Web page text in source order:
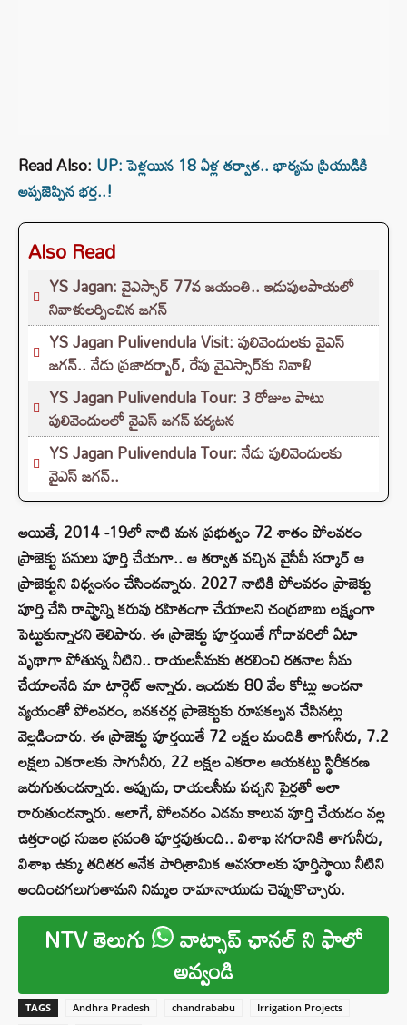
Read Also: UP: పెళ్లయిన 18 ఏళ్ల తర్వాత.. భార్యను ప్రియుడికి
అప్పజెప్పిన భర్త..!
Also Read
YS Jagan: వైఎస్సార్ 77వ జయంతి.. ఇడుపులపాయలో
నివాళులర్పించిన జగన్
YS Jagan Pulivendula Visit: పులివెందులకు వైఎస్‌
జగన్‌.. నేడు ప్రజాదర్బార్, రేపు వైఎస్సార్‌కు నివాళి
YS Jagan Pulivendula Tour: 3 రోజుల పాటు
పులివెందులలో వైఎస్ జగన్ పర్యటన
YS Jagan Pulivendula Tour: నేడు పులివెందులకు
వైఎస్ జగన్..
అయితే, 2014 -19లో నాటి మన ప్రభుత్వం 72 శాతం పోలవరం
ప్రాజెక్టు పనులు పూర్తి చేయగా.. ఆ తర్వాత వచ్చిన వైసీపీ సర్కార్ ఆ
ప్రాజెక్టుని విధ్వంసం చేసిందన్నారు. 2027 నాటికి పోలవరం ప్రాజెక్టు
పూర్తి చేసి రాష్ట్రాన్ని కరువు రహితంగా చేయాలని చంద్రబాబు లక్ష్యంగా
పెట్టుకున్నారని తెలిపారు. ఈ ప్రాజెక్టు పూర్తయితే గోదావరిలో ఏటా
వృథాగా పోతున్న నీటిని.. రాయలసీమకు తరలించి రతనాల సీమ
చేయాలనేది మా టార్గెట్ అన్నారు. ఇందుకు 80 వేల కోట్లు అంచనా
వ్యయంతో పోలవరం, బనకచర్ల ప్రాజెక్టుకు రూపకల్పన చేసినట్లు
వెల్లడించారు. ఈ ప్రాజెక్టు పూర్తయితే 72 లక్షల మందికి తాగునీరు, 7.2
లక్షలు ఎకరాలకు సాగునీరు, 22 లక్షల ఎకరాల ఆయకట్టు స్థిరీకరణ
జరుగుతుందన్నారు. అప్పుడు, రాయలసీమ పచ్చని పైర్లతో అలా
రారుతుందన్నారు. అలాగే, పోలవరం ఎడమ కాలువ పూర్తి చేయడం వల్ల
ఉత్తరాంధ్ర సుజల స్రవంతి పూర్తవుతుంది.. విశాఖ నగరానికి తాగునీరు,
విశాఖ ఉక్కు తదితర అనేక పారిశ్రామిక అవసరాలకు పూర్తిస్థాయి నీటిని
అందించగలుగుతామని నిమ్మల రామానాయుడు చెప్పుకొచ్చారు.
NTV తెలుగు వాట్సాప్ ఛానల్ ని ఫాలో
అవ్వండి
TAGS Andhra Pradesh chandrababu
Irrigation Projects